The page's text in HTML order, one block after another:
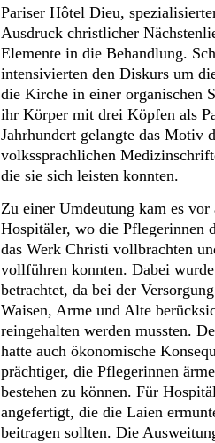
Pariser Hôtel Dieu,
Ausdruck christlicher
Elemente in die Behandlung.
intensivierten den Diskurs um
die Kirche in einer organischen
ihr Körper mit drei Köpfen als
Jahrhundert gelangte das Motiv
volkssprachlichen
die sie sich leisten konnten.
Zu einer Umdeutung kam es
Hospitäler, wo die Pflegerinnen
das Werk Christi vollbrachten
vollführen konnten. Dabei
betrachtet, da bei der
Waisen, Arme und Alte
reingehalten werden mussten.
hatte auch ökonomische
prächtiger, die Pflegerinnen
bestehen zu können. Für
angefertigt, die die Laien
beitragen sollten. Die